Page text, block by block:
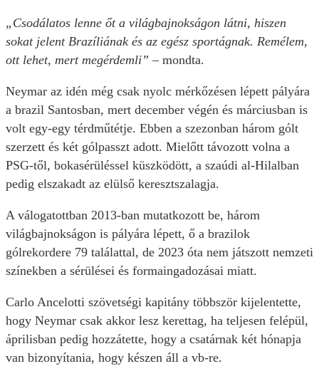
„Csodálatos lenne őt a világbajnokságon látni, hiszen
sokat jelent Brazíliának és az egész sportágnak. Remélem,
ott lehet, mert megérdemli” – mondta.
Neymar az idén még csak nyolc mérkőzésen lépett pályára
a brazil Santosban, mert december végén és márciusban is
volt egy-egy térdműtétje. Ebben a szezonban három gólt
szerzett és két gólpasszt adott. Mielőtt távozott volna a
PSG-től, bokasérüléssel küszködött, a szaúdi al-Hilalban
pedig elszakadt az elülső keresztszalagja.
A válogatottban 2013-ban mutatkozott be, három
világbajnokságon is pályára lépett, ő a brazilok
gólrekordere 79 találattal, de 2023 óta nem játszott nemzeti
színekben a sérülései és formaingadozásai miatt.
Carlo Ancelotti szövetségi kapitány többször kijelentette,
hogy Neymar csak akkor lesz kerettag, ha teljesen felépül,
áprilisban pedig hozzátette, hogy a csatárnak két hónapja
van bizonyítania, hogy készen áll a vb-re.